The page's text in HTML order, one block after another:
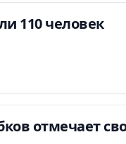
110 человек
отмечает